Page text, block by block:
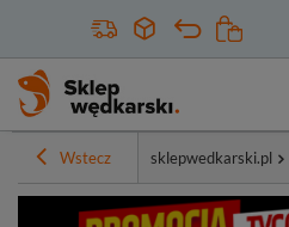
Wstecz sklepwedkarski.pl